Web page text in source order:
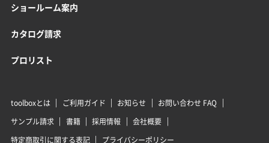
ショールーム案内
カタログ請求
プロリスト
toolboxとは ご利用ガイド お知らせ
お問い合わせ FAQ
サンプル請求
書籍 採用情報
会社概要
特定商取引に関する表記
プライバシーポリシー